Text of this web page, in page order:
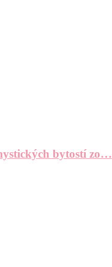
bytostí zo…